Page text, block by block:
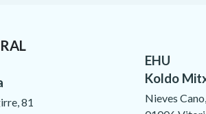
81
EHU
Koldo
Nieves